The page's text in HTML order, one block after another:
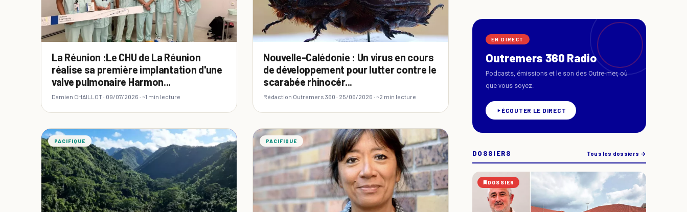
La Réunion :Le CHU de La Réunion
réalise sa première implantation d'une
valve pulmonaire Harmon...
Damien CHAILLOT · 09/07/2026 · ~1 min lecture
Nouvelle-Calédonie : Un virus en cours
de développement pour lutter contre le
scarabée rhinocér...
Rédaction Outremers 360 · 25/06/2026 · ~2 min lecture
PACIFIQUE PACIFIQUE
EN DIRECT
Outremers 360 Radio
Podcasts, émissions et le son des Outre-mer, où
que vous soyez.
ÉCOUTER LE DIRECT
DOSSIERS Tous les dossiers →
DOSSIER